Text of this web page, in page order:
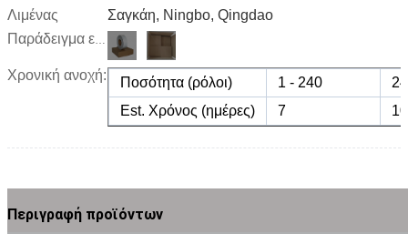
Λιμένας
Σαγκάη, Ningbo, Qingdao
Παράδειγμα εικόνων:
Χρονική ανοχή: Ποσότητα (ρόλοι) 1 - 240
Est. Χρόνος (ημέρες)
7 10
Περιγραφή προϊόντων